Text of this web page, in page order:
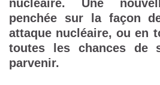
nucléaire. Une
penchée sur la façon
attaque nucléaire, ou en
toutes les chances de
parvenir.